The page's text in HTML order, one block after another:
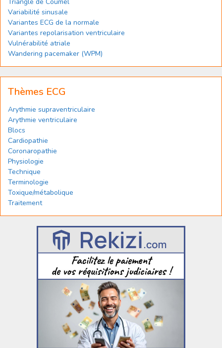
Variabilité sinusale
Variantes ECG de la normale
Variantes repolarisation ventriculaire
Vulnérabilité atriale
Wandering pacemaker (WPM)
Thèmes ECG
Arythmie supraventriculaire
Arythmie ventriculaire
Blocs
Cardiopathie
Coronaropathie
Physiologie
Technique
Terminologie
Toxique/métabolique
Traitement